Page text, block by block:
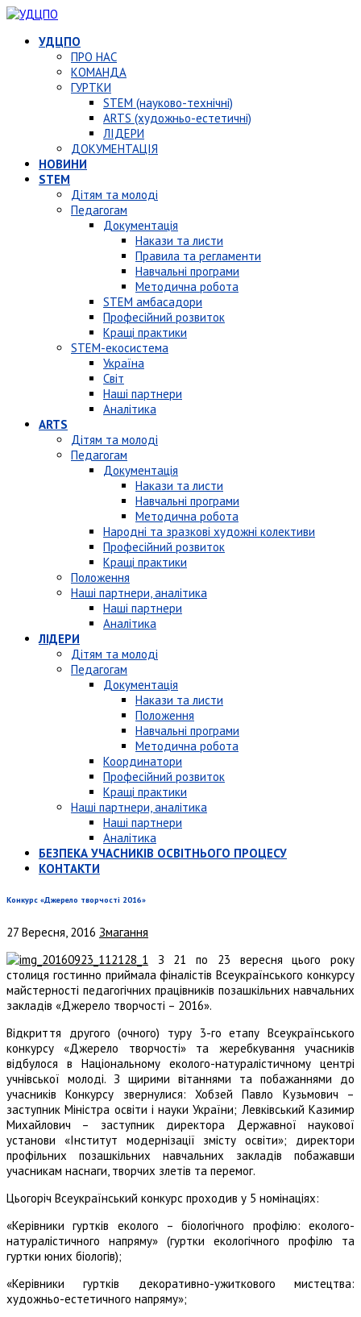
УДЦПО
ПРО НАС
КОМАНДА
ГУРТКИ
STEM (науково-технічні)
ARTS (художньо-естетичні)
ЛІДЕРИ
ДОКУМЕНТАЦІЯ
НОВИНИ
STEM
Дітям та молоді
Педагогам
Документація
Накази та листи
Правила та регламенти
Навчальні програми
Методична робота
STEM амбасадори
Професійний розвиток
Кращі практики
STEM-екосистема
Україна
Світ
Наші партнери
Аналітика
ARTS
Дітям та молоді
Педагогам
Документація
Накази та листи
Навчальні програми
Методична робота
Народні та зразкові художні колективи
Професійний розвиток
Кращі практики
Положення
Наші партнери, аналітика
Наші партнери
Аналітика
ЛІДЕРИ
Дітям та молоді
Педагогам
Документація
Накази та листи
Положення
Навчальні програми
Методична робота
Координатори
Професійний розвиток
Кращі практики
Наші партнери, аналітика
Наші партнери
Аналітика
БЕЗПЕКА УЧАСНИКІВ ОСВІТНЬОГО ПРОЦЕСУ
КОНТАКТИ
Конкурс «Джерело творчості 2016»
27 Вересня, 2016 Змагання
З 21 по 23 вересня цього року
столиця гостинно приймала фіналістів Всеукраїнського конкурсу
майстерності педагогічних працівників позашкільних навчальних
закладів «Джерело творчості – 2016».
Відкриття другого (очного) туру 3-го етапу Всеукраїнського
конкурсу «Джерело творчості» та жеребкування учасників
відбулося в Національному еколого-натуралістичному центрі
учнівської молоді. З щирими вітаннями та побажаннями до
учасників Конкурсу звернулися: Хобзей Павло Кузьмович –
заступник Міністра освіти і науки України; Левківський Казимир
Михайлович – заступник директора Державної наукової
установи «Інститут модернізації змісту освіти»; директори
профільних позашкільних навчальних закладів побажавши
учасникам наснаги, творчих злетів та перемог.
Цьогоріч Всеукраїнський конкурс проходив у 5 номінаціях:
«Керівники гуртків еколого – біологічного профілю: еколого-
натуралістичного напряму» (гуртки екологічного профілю та
гуртки юних біологів);
«Керівники гуртків декоративно-ужиткового мистецтва:
художньо-естетичного напряму»;